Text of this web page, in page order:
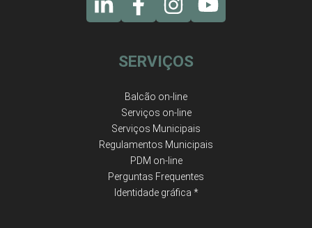
SERVIÇOS
Balcão on-line
Serviços on-line
Serviços Municipais
Regulamentos Municipais
PDM on-line
Perguntas Frequentes
Identidade gráfica *